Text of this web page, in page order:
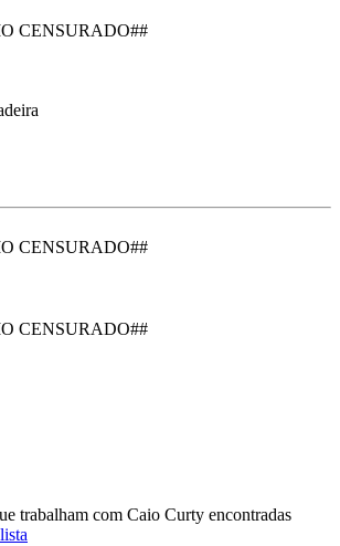
CENSURADO##
CENSURADO##
CENSURADO##
trabalham com Caio Curty encontradas